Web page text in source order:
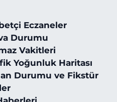
Eczaneler
Durumu
Vakitleri
Yoğunluk Haritası
Durumu ve Fikstür